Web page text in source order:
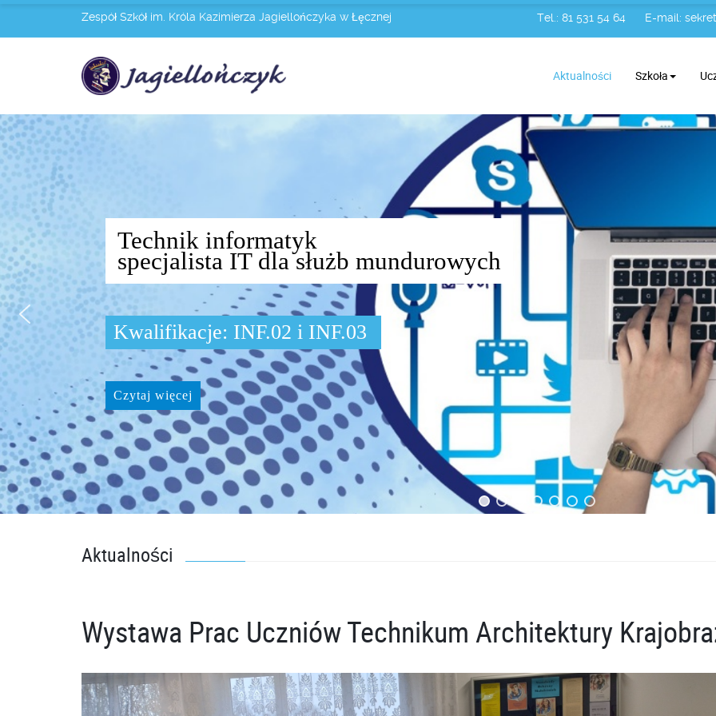
Zespół Szkół im. Króla Kazimierza Jagiellończyka w Łęcznej Tel.: 81 531 54 64 E-mail:
Aktualności Szkoła
Technik informatyk
specjalista IT dla służb mundurowych
Kwalifikacje: INF.02 i INF.03
Czytaj więcej
Aktualności
Wystawa Prac Uczniów Technikum Architektury